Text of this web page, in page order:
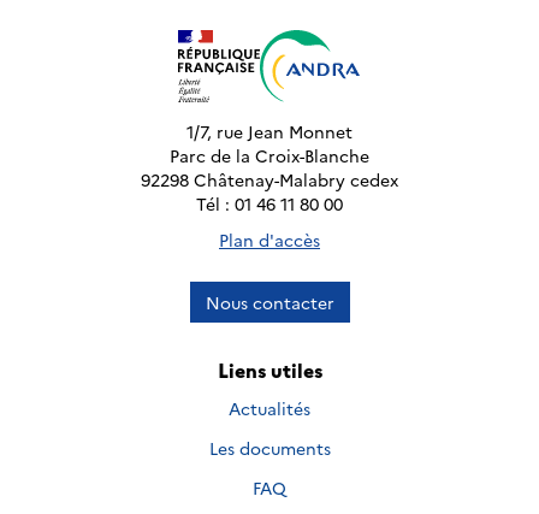
1/7, rue Jean Monnet
Parc de la Croix-Blanche
92298 Châtenay-Malabry cedex
Tél : 01 46 11 80 00
Plan d'accès
Nous contacter
Liens utiles
Actualités
Les documents
FAQ